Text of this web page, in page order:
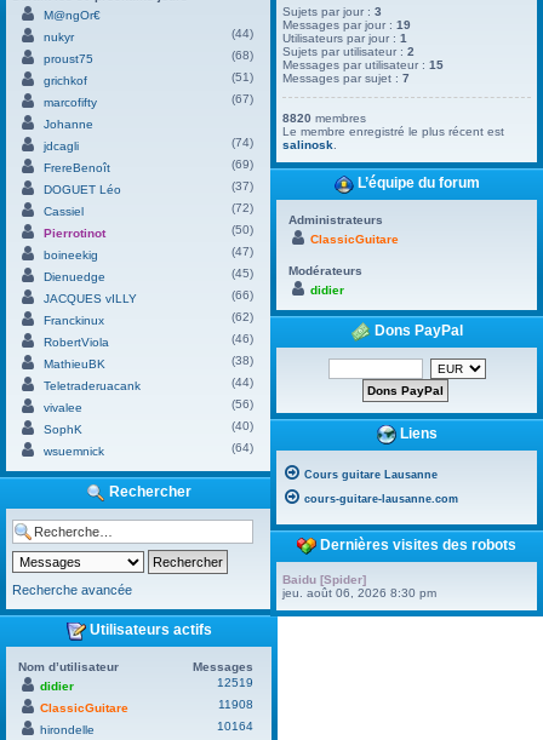
M@ngOr€
nukyr
(44)
proust75
(68)
grichkof
(51)
marcofifty
(67)
Johanne
jdcagli
(74)
FrereBenoît
(69)
DOGUET Léo
(37)
Cassiel
(72)
Pierrotinot
(50)
boineekig
(47)
Dienuedge
(45)
JACQUES vILLY
(66)
Franckinux
(62)
RobertViola
(46)
MathieuBK
(38)
Teletraderuacank
(44)
vivalee
(56)
SophK
(40)
wsuemnick
(64)
Rechercher
Recherche avancée
Utilisateurs actifs
Nom d’utilisateur
Messages
didier
12519
ClassicGuitare
11908
hirondelle
10164
Sujets par jour :3
Messages par jour :19
Utilisateurs par jour :1
Sujets par utilisateur :2
Messages par utilisateur :15
Messages par sujet :7
8820 membres
Le membre enregistré le plus récent est
salinosk
L’équipe du forum
Administrateurs
ClassicGuitare
Modérateurs
didier
Dons PayPal
Liens
Cours guitare Lausanne
cours-guitare-lausanne.com
Dernières visites des robots
Baidu [Spider]
jeu. août 06, 2026 8:30 pm